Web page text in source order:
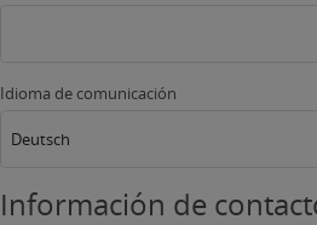
Idioma de comunicación
Deutsch
Información de